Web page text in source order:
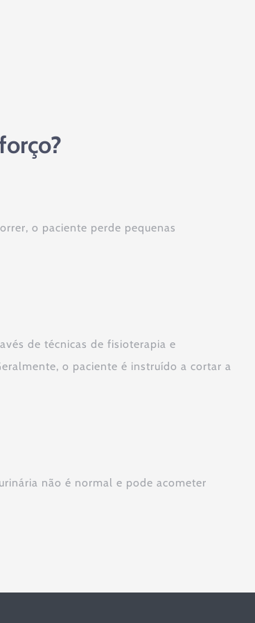
o paciente perde pequenas
de técnicas de fisioterapia e
o paciente é instruído a cortar a
não é normal e pode acometer